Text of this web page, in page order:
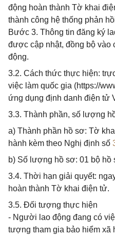
động hoàn thành Tờ khai
thành công hệ thống phản
Bước 3. Thông tin đăng ký
được cập nhật, đồng bộ
động.
3.2. Cách thức thực hiện:
việc làm quốc gia (https://
ứng dụng định danh điện tử
3.3. Thành phần, số lượng
a) Thành phần hồ sơ: Tờ
hành kèm theo Nghị định số
b) Số lượng hồ sơ: 01 bộ hồ
3.4. Thời hạn giải quyết:
hoàn thành Tờ khai điện tử.
3.5. Đối tượng thực hiện
- Người lao động đang có
tượng tham gia bảo hiểm xã